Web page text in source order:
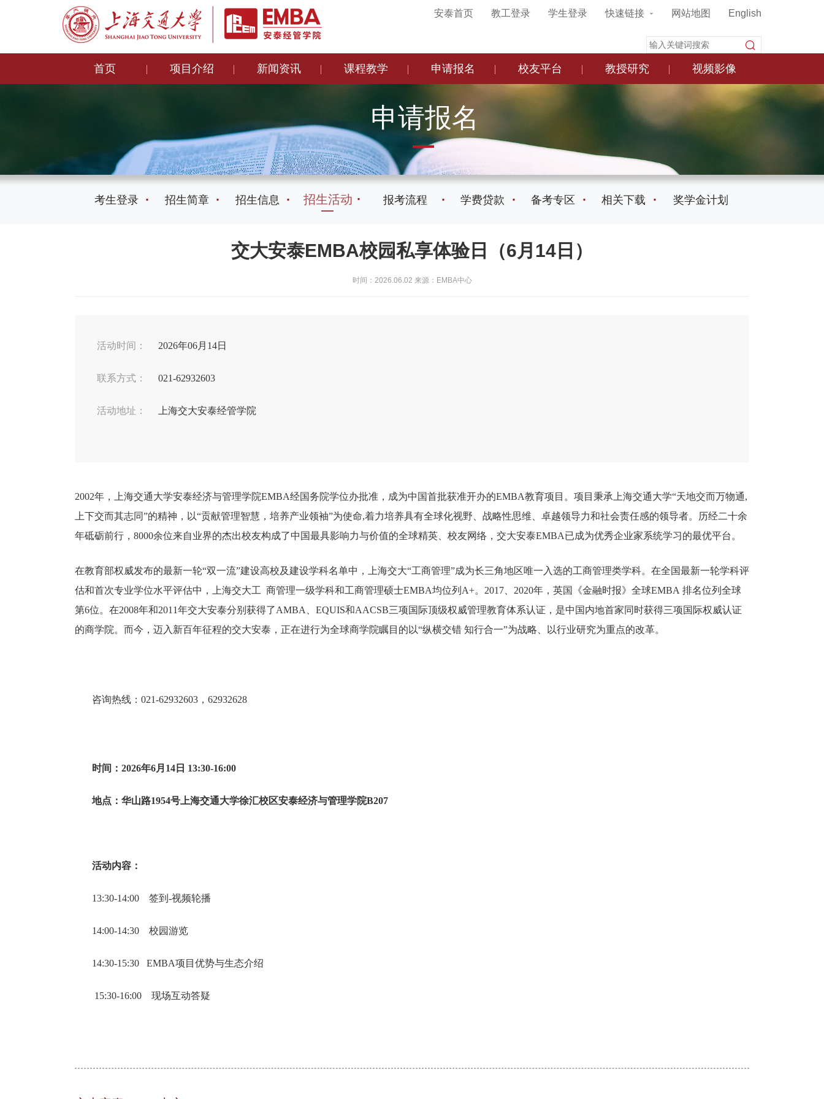
安泰首页 教工登录 学生登录 快速链接 网站地图 English
首页 项目介绍 新闻资讯 课程教学 申请报名 校友平台 教授研究 视频影像
申请报名
考生登录 招生简章 招生信息 招生活动 报考流程 学费贷款 备考专区 相关下载 奖学金计划
交大安泰EMBA校园私享体验日（6月14日）
时间：2026.06.02 来源：EMBA中心
活动时间： 2026年06月14日
联系方式： 021-62932603
活动地址： 上海交大安泰经管学院
2002年，上海交通大学安泰经济与管理学院EMBA经国务院学位办批准，成为中国首批获准开办的EMBA教育项目。项目秉承上海交通大学“天地交而万物通,
上下交而其志同”的精神，以“贡献管理智慧，培养产业领袖”为使命,着力培养具有全球化视野、战略性思维、卓越领导力和社会责任感的领导者。历经二十余
年砥砺前行，8000余位来自业界的杰出校友构成了中国最具影响力与价值的全球精英、校友网络，交大安泰EMBA已成为优秀企业家系统学习的最优平台。
在教育部权威发布的最新一轮“双一流”建设高校及建设学科名单中，上海交大“工商管理”成为长三角地区唯一入选的工商管理类学科。在全国最新一轮学科评
估和首次专业学位水平评估中，上海交大工 商管理一级学科和工商管理硕士EMBA均位列A+。2017、2020年，英国《金融时报》全球EMBA 排名位列全球
第6位。在2008年和2011年交大安泰分别获得了AMBA、EQUIS和AACSB三项国际顶级权威管理教育体系认证，是中国内地首家同时获得三项国际权威认证
的商学院。而今，迈入新百年征程的交大安泰，正在进行为全球商学院瞩目的以“纵横交错 知行合一”为战略、以行业研究为重点的改革。
咨询热线：021-62932603，62932628
时间：2026年6月14日 13:30-16:00
地点：华山路1954号上海交通大学徐汇校区安泰经济与管理学院B207
活动内容：
13:30-14:00 签到-视频轮播
14:00-14:30 校园游览
14:30-15:30 EMBA项目优势与生态介绍
15:30-16:00 现场互动答疑